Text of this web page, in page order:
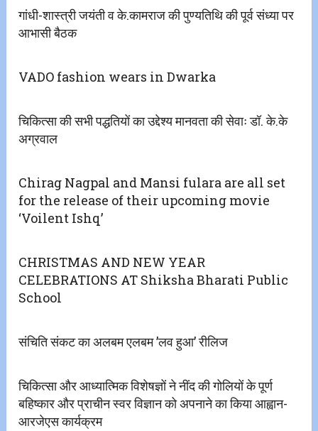
गांधी-शास्त्री जयंती व के.कामराज की पुण्यतिथि की पूर्व संध्या पर
आभासी बैठक
VADO fashion wears in Dwarka
चिकित्सा की सभी पद्धतियों का उद्देश्य मानवता की सेवाः डॉ. के.के
अग्रवाल
Chirag Nagpal and Mansi fulara are all set
for the release of their upcoming movie
‘Voilent Ishq’
CHRISTMAS AND NEW YEAR
CELEBRATIONS AT Shiksha Bharati Public
School
संचिति संकट का अलबम एलबम ’लव हुआ’ रीलिज
चिकित्सा और आध्यात्मिक विशेषज्ञों ने नींद की गोलियों के पूर्ण
बहिष्कार और प्राचीन स्वर विज्ञान को अपनाने का किया आह्वान-
आरजेएस कार्यक्रम